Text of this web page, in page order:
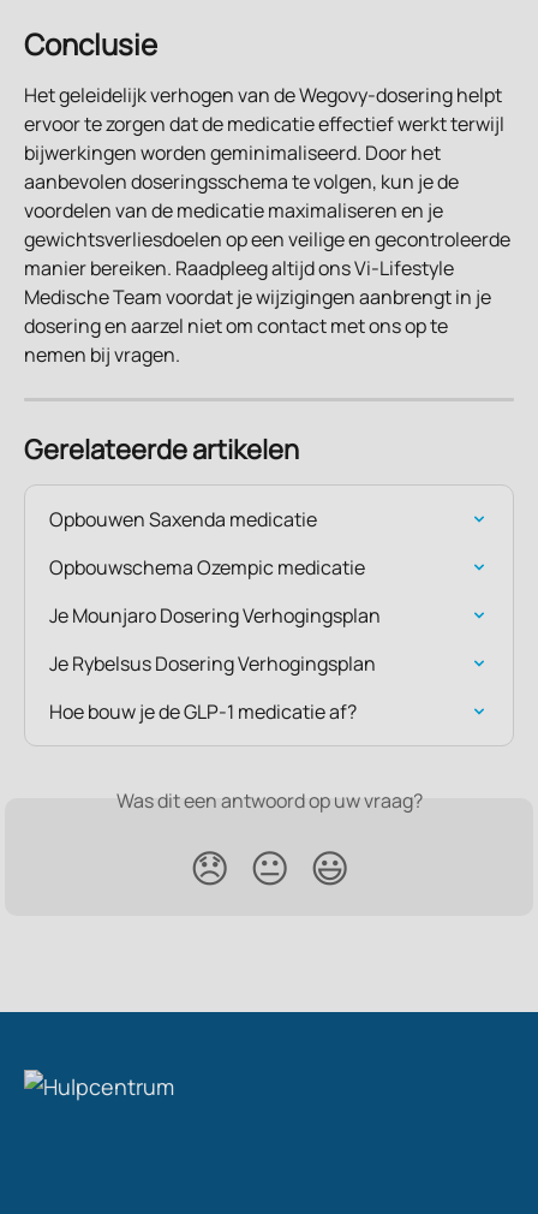
Conclusie
Het geleidelijk verhogen van de Wegovy-dosering helpt
ervoor te zorgen dat de medicatie effectief werkt terwijl
bijwerkingen worden geminimaliseerd. Door het
aanbevolen doseringsschema te volgen, kun je de
voordelen van de medicatie maximaliseren en je
gewichtsverliesdoelen op een veilige en gecontroleerde
manier bereiken. Raadpleeg altijd ons Vi-Lifestyle
Medische Team voordat je wijzigingen aanbrengt in je
dosering en aarzel niet om contact met ons op te
nemen bij vragen.
Gerelateerde artikelen
Opbouwen Saxenda medicatie
Opbouwschema Ozempic medicatie
Je Mounjaro Dosering Verhogingsplan
Je Rybelsus Dosering Verhogingsplan
Hoe bouw je de GLP-1 medicatie af?
Was dit een antwoord op uw vraag?
😞 😐 😃